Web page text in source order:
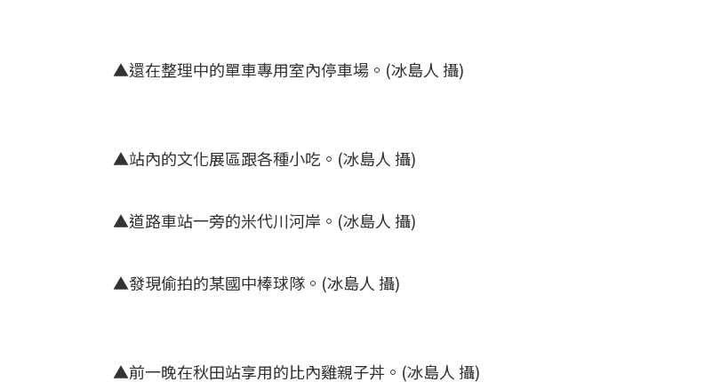
▲還在整理中的單車專用室內停車場。(冰島人 攝)
▲站內的文化展區跟各種小吃。(冰島人 攝)
▲道路車站一旁的米代川河岸。(冰島人 攝)
▲發現偷拍的某國中棒球隊。(冰島人 攝)
▲前一晚在秋田站享用的比內雞親子丼。(冰島人 攝)